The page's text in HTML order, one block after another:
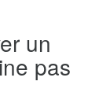
un
pas